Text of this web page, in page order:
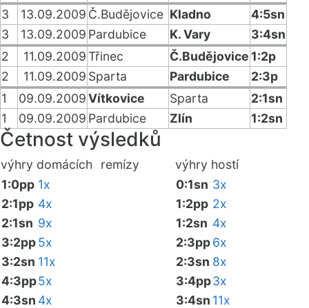
3
13.09.2009 Č.Budějovice Kladno
4:5sn
3
13.09.2009 Pardubice K. Vary
3:4sn
2
11.09.2009Třinec Č.Budějovice 1:2p
2
11.09.2009 Sparta Pardubice
2:3p
1
09.09.2009Vítkovice Sparta
2:1sn
1
09.09.2009 Pardubice Zlín 1:2sn
Četnost výsledků
výhry domácích remízy výhry hostí
1:0pp 1x
2:1pp 4x
2:1sn 9x
3:2pp5x
3:2sn 11x
4:3pp5x
4:3sn 4x
0:1sn 3x
1:2pp 2x
1:2sn 4x
2:3pp6x
2:3sn 8x
3:4pp3x
3:4sn 11x